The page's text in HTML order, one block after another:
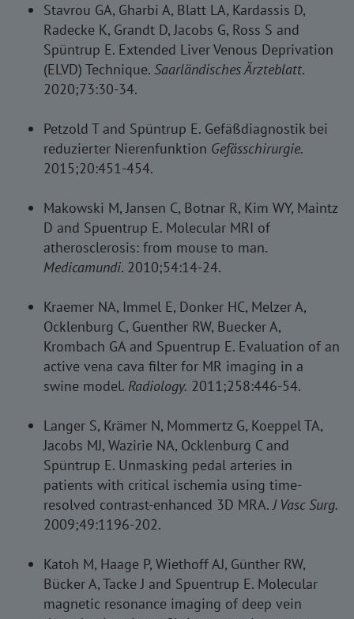
Stavrou GA, Gharbi A, Blatt LA, Kardassis D,
Radecke K, Grandt D, Jacobs G, Ross S and
Spüntrup E. Extended Liver Venous Deprivation
(ELVD) Technique. Saarländisches Ärzteblatt.
2020;73:30-34.
Petzold T and Spüntrup E. Gefäßdiagnostik bei
reduzierter Nierenfunktion Gefässchirurgie.
2015;20:451-454.
Makowski M, Jansen C, Botnar R, Kim WY, Maintz
D and Spuentrup E. Molecular MRI of
atherosclerosis: from mouse to man.
Medicamundi. 2010;54:14-24.
Kraemer NA, Immel E, Donker HC, Melzer A,
Ocklenburg C, Guenther RW, Buecker A,
Krombach GA and Spuentrup E. Evaluation of an
active vena cava filter for MR imaging in a
swine model. Radiology. 2011;258:446-54.
Langer S, Krämer N, Mommertz G, Koeppel TA,
Jacobs MJ, Wazirie NA, Ocklenburg C and
Spüntrup E. Unmasking pedal arteries in
patients with critical ischemia using time-
resolved contrast-enhanced 3D MRA.J Vasc Surg.
2009;49:1196-202.
Katoh M, Haage P, Wiethoff AJ, Günther RW,
Bücker A, Tacke J and Spuentrup E. Molecular
magnetic resonance imaging of deep vein